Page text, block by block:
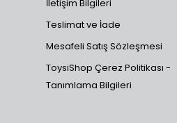
İletişim Bilgileri
Teslimat ve İade
Mesafeli Satış Sözleşmesi
ToysiShop Çerez Politikası -
Tanımlama Bilgileri